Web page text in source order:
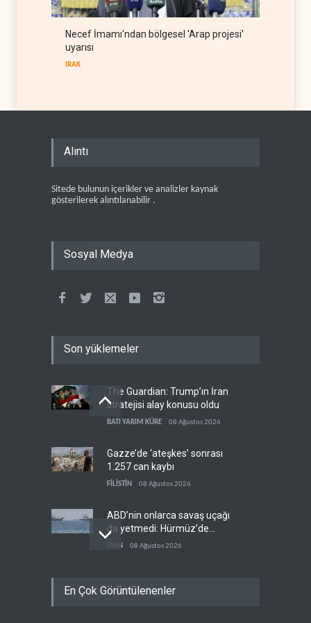
Necef İmamı'ndan bölgesel 'Arap projesi'
uyarısı
IRAK
Alıntı
Sitede bulunun içerikler ve analizler kaynak
gösterilerek alıntılanabilir .
Sosyal Medya
Son yüklemeler
The Guardian: Trump’ın İran
stratejisi alay konusu oldu
BATI YARIM KÜRE 08 Ağustos 2026
Gazze’de ‘ateşkes’ sonrası
1.257 can kaybı
FİLİSTİN 08 Ağustos 2026
ABD’nin onlarca savaş uçağı
da yetmedi: Hürmüz’de
gemi vuruldu
İRAN 08 Ağustos 2026
'Arap projesi' uyarısı
En Çok Görüntülenenler